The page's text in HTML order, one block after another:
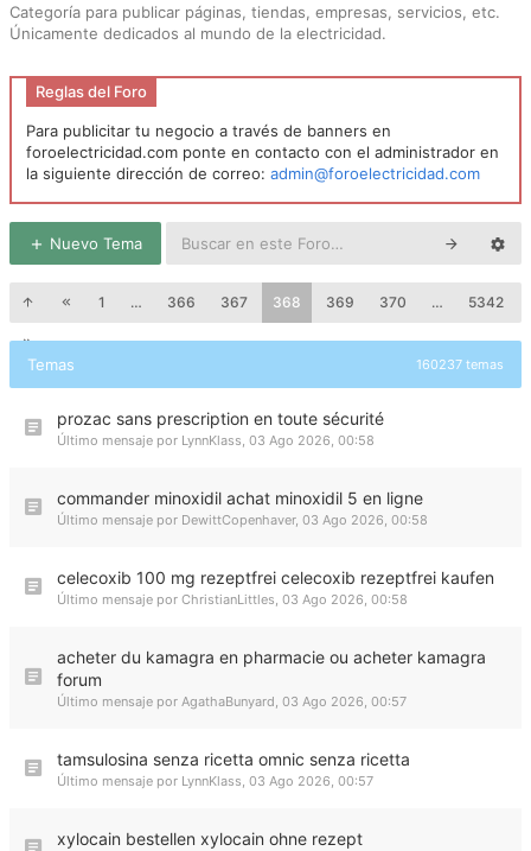
Categoría para publicar páginas, tiendas, empresas, servicios, etc.
Únicamente dedicados al mundo de la electricidad.
Reglas del Foro
Para publicitar tu negocio a través de banners en
foroelectricidad.com ponte en contacto con el administrador en
la siguiente dirección de correo: admin@foroelectricidad.com
Nuevo Tema
1 … 366 367 368 369 370 … 5342
Temas 160237 temas
prozac sans prescription en toute sécurité
Último mensaje por LynnKlass, 03 Ago 2026, 00:58
commander minoxidil achat minoxidil 5 en ligne
Último mensaje por DewittCopenhaver, 03 Ago 2026, 00:58
celecoxib 100 mg rezeptfrei celecoxib rezeptfrei kaufen
Último mensaje por ChristianLittles, 03 Ago 2026, 00:58
acheter du kamagra en pharmacie ou acheter kamagra
forum
Último mensaje por AgathaBunyard, 03 Ago 2026, 00:57
tamsulosina senza ricetta omnic senza ricetta
Último mensaje por LynnKlass, 03 Ago 2026, 00:57
xylocain bestellen xylocain ohne rezept